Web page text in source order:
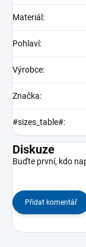
Materiál:
Pohlaví:
Výrobce:
Značka:
#sizes_table#:
Diskuze
Buďte první, kdo
Přidat komentář